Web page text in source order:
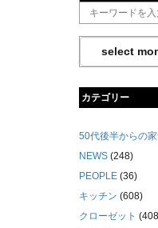
カテゴリー
50代後半からの家
NEWS (248)
PEOPLE (36)
キッチン (608)
クローゼット